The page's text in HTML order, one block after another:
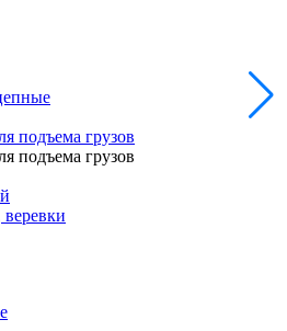
подъема грузов
подъема грузов